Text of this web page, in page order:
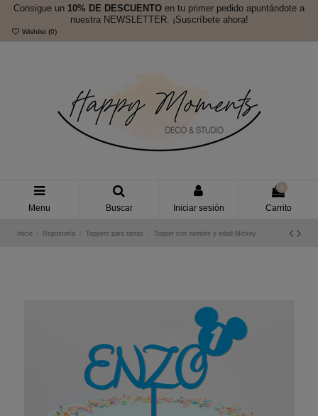
Consigue un 10% DE DESCUENTO en tu primer pedido apuntándote a
nuestra NEWSLETTER. ¡Suscríbete ahora!
Wishlist (0)
Menu Buscar Iniciar sesión Carrito
Inicio Repostería Toppers para tartas Topper con nombre y edad Mickey